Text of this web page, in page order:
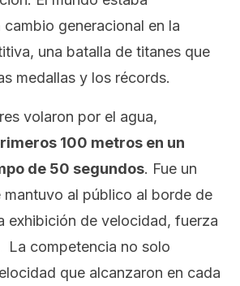
generacional en la
una batalla de titanes que
medallas y los récords.
volaron por el agua,
100 metros en un
de 50 segundos. Fue un
al público al borde de
exhibición de velocidad, fuerza
La competencia no solo
que alcanzaron en cada